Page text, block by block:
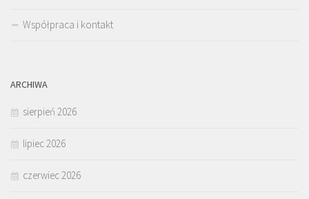
Współpraca i kontakt
ARCHIWA
sierpień 2026
lipiec 2026
czerwiec 2026